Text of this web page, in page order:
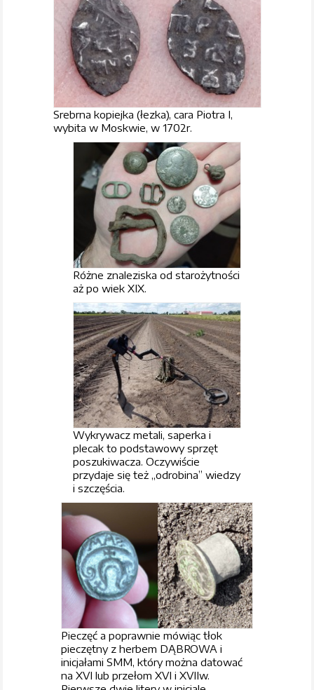
Srebrna kopiejka (łezka), cara Piotra I,
wybita w Moskwie, w 1702r.
Różne znaleziska od starożytności
aż po wiek XIX.
Wykrywacz metali, saperka i
plecak to podstawowy sprzęt
poszukiwacza. Oczywiście
przydaje się też „odrobina” wiedzy
i szczęścia.
Pieczęć a poprawnie mówiąc tłok
pieczętny z herbem DĄBROWA i
inicjałami SMM, który można datować
na XVI lub przełom XVI i XVIIw.